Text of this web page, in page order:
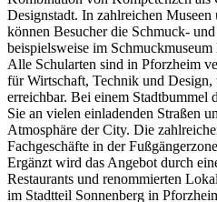
Designstadt. In zahlreichen
können Besucher die Schmuck-
beispielsweise im
Alle Schularten sind in Pforzheim
für Wirtschaft, Technik und Design,
erreichbar. Bei einem Stadtbummel
Sie an vielen einladenden Straßen
Atmosphäre der City. Die
Fachgeschäfte in der
Ergänzt wird das Angebot durch
Restaurants und renommierten
im Stadtteil Sonnenberg in